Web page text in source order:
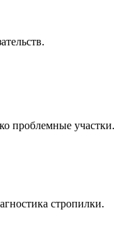
проблемные участки.
стропилки.